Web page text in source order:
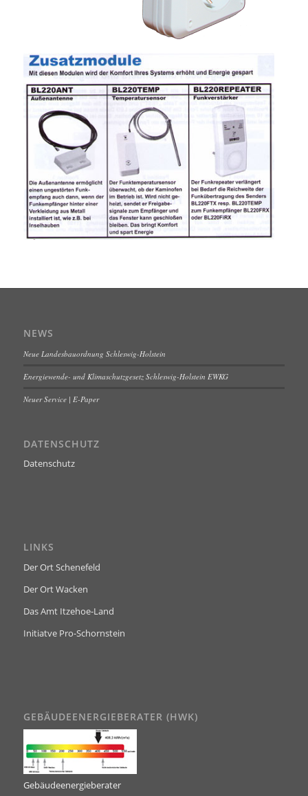
NEWS
Neue Landesbauordnung Schleswig-Holstein
Energiewende- und Klimaschutzgesetz Schleswig-Holstein EWKG
Neuer Service | E-Paper
DATENSCHUTZ
Datenschutz
LINKS
Der Ort Schenefeld
Der Ort Wacken
Das Amt Itzehoe-Land
Initiatve Pro-Schornstein
GEBÄUDEENERGIEBERATER (HWK)
Gebäudeenergieberater